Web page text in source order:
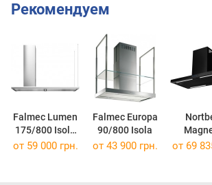
Рекомендуем
Falmec Lumen
175/800 Isola
SX
Falmec Europa
90/800 Isola
Island
от 59 000 грн. от 43 900 грн. от 69